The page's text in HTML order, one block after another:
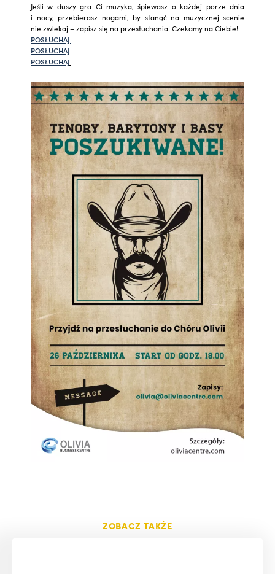
Jeśli w duszy gra Ci muzyka, śpiewasz o każdej porze dnia
i nocy, przebierasz nogami, by stanąć na muzycznej scenie
nie zwlekaj – zapisz się na przesłuchania! Czekamy na Ciebie!
POSŁUCHAJ
POSŁUCHAJ
POSŁUCHAJ
ZOBACZ TAKŻE